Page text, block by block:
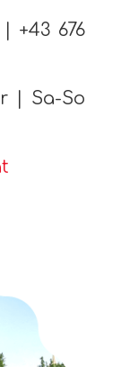
+43 676
| Sa-So